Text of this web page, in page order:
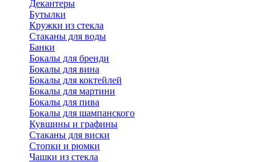
Декантеры
Бутылки
Кружки из стекла
Стаканы для воды
Банки
Бокалы для бренди
Бокалы для вина
Бокалы для коктейлей
Бокалы для мартини
Бокалы для пива
Бокалы для шампанского
Кувшины и графины
Стаканы для виски
Стопки и рюмки
Чашки из стекла